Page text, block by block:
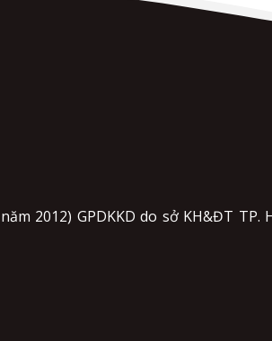
2012) GPDKKD do sở KH&ĐT TP.